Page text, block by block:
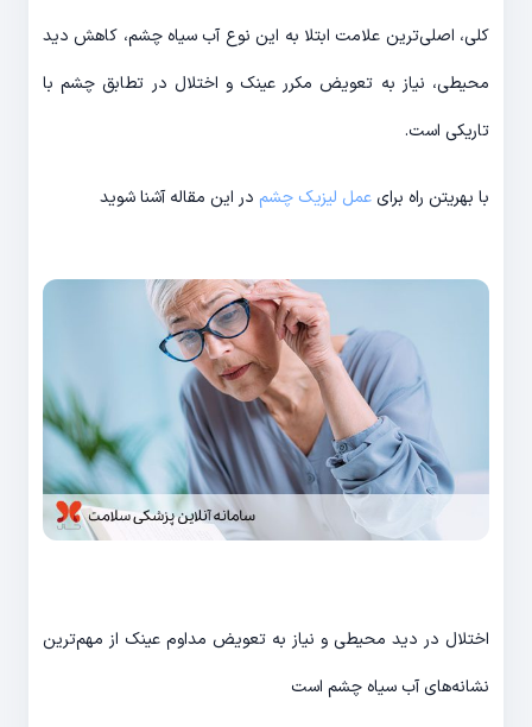
کلی، اصلی‌ترین علامت ابتلا به این نوع آب سیاه چشم، کاهش دید
محیطی، نیاز به تعویض مکرر عینک و اختلال در تطابق چشم با
تاریکی است.
با بهریتن راه برایعمل لیزیک چشم در این مقاله آشنا شوید
اختلال در دید محیطی و نیاز به تعویض مداوم عینک از مهم‌ترین
نشانه‌های آب سیاه چشم است